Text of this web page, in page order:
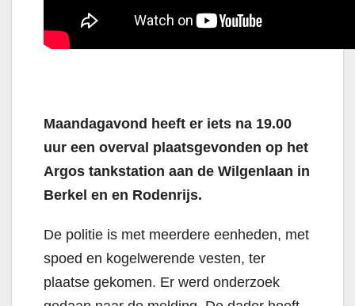
Maandagavond heeft er iets na 19.00
uur een overval plaatsgevonden op het
Argos tankstation aan de Wilgenlaan in
Berkel en en Rodenrijs.
De politie is met meerdere eenheden, met
spoed en kogelwerende vesten, ter
plaatse gekomen. Er werd onderzoek